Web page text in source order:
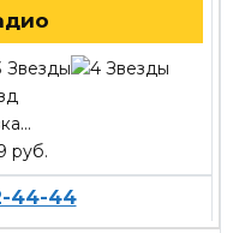
руб.
44-44